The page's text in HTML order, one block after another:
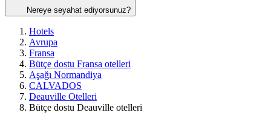
Nereye seyahat ediyorsunuz?
Hotels
Avrupa
Fransa
Bütçe dostu Fransa otelleri
Aşağı Normandiya
CALVADOS
Deauville Otelleri
Bütçe dostu Deauville otelleri